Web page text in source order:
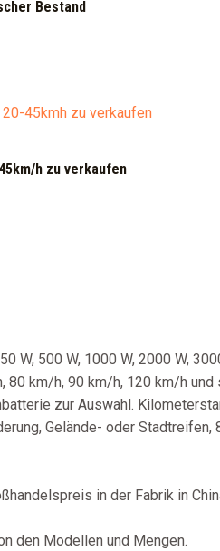
Bestand
h zu verkaufen
W, 500 W, 1000 W, 2000 W,
80 km/h, 90 km/h, 120 km/h und
zur Auswahl.
Gelände- oder Stadtreifen,
in der Fabrik in
den Modellen und Mengen.